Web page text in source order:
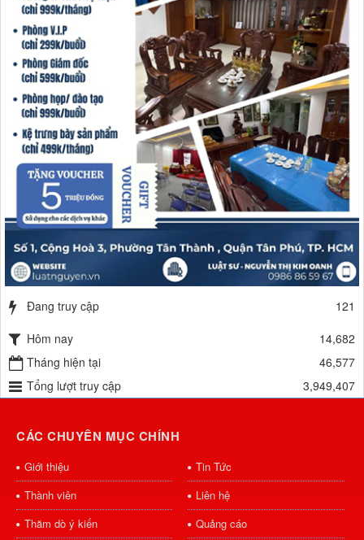
Đang truy cập
121
Hôm nay
14,682
Tháng hiện tại
46,577
Tổng lượt truy cập
3,949,407
CÁC CHUYÊN MỤC CHÍNH
Giới thiệu
Tin Tức
Thành viên
Liên hệ
Thăm dò ý kiến
Quảng cáo